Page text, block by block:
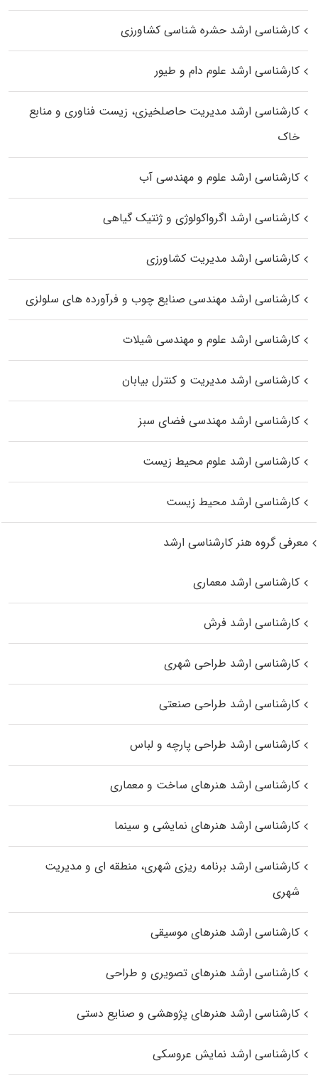
کارشناسی ارشد حشره‌ شناسی کشاورزی
کارشناسی ارشد علوم دام و طیور
کارشناسی ارشد مدیریت حاصلخیزی، زیست فناوری و منابع
خاک
کارشناسی ارشد علوم و مهندسی آب
کارشناسی ارشد اگرواکولوژی و ژنتیک گیاهی
کارشناسی ارشد مدیریت کشاورزی
کارشناسی ارشد مهندسی صنایع چوب و فرآورده‌ های سلولزی
کارشناسی ارشد علوم و مهندسی شیلات
کارشناسی ارشد مدیریت و کنترل بیابان
کارشناسی ارشد مهندسی فضای سبز
کارشناسی ارشد علوم محیط‌ زیست
کارشناسی ارشد محیط زیست
معرفی گروه هنر کارشناسی ارشد
کارشناسی ارشد معماری
کارشناسی ارشد فرش
کارشناسی ارشد طراحی شهری
کارشناسی ارشد طراحی صنعتی
کارشناسی ارشد طراحی پارچه و لباس
کارشناسی ارشد هنرهای ساخت و معماری
کارشناسی ارشد هنرهای نمایشی و سینما
کارشناسی ارشد برنامه ریزی شهری، منطقه‌ ای و مدیریت
شهری
کارشناسی ارشد هنرهای موسیقی
کارشناسی ارشد هنرهای تصویری و طراحی
کارشناسی ارشد هنرهای پژوهشی و صنایع دستی
کارشناسی ارشد نمایش عروسکی